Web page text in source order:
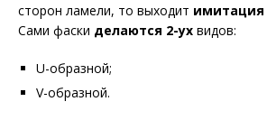
сторон ламели, то выходит имитация
Сами фаски делаются 2-ух видов:
U-образной;
V-образной.